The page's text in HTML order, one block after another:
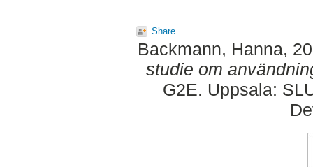
Share
Backmann, Hanna,
studie om
G2E. Uppsala: